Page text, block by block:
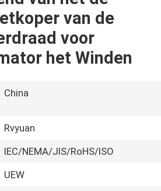
van de
voor
het Winden
China
Rvyuan
IEC/NEMA/JIS/RoHS/ISO
UEW